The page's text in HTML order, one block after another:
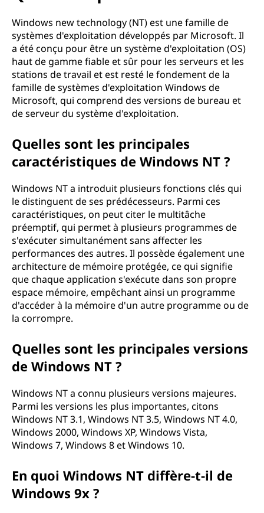
Windows new technology (NT) est une famille de
systèmes d'exploitation développés par Microsoft. Il
a été conçu pour être un système d'exploitation (OS)
haut de gamme fiable et sûr pour les serveurs et les
stations de travail et est resté le fondement de la
famille de systèmes d'exploitation Windows de
Microsoft, qui comprend des versions de bureau et
de serveur du système d'exploitation.
Quelles sont les principales
caractéristiques de Windows NT ?
Windows NT a introduit plusieurs fonctions clés qui
le distinguent de ses prédécesseurs. Parmi ces
caractéristiques, on peut citer le multitâche
préemptif, qui permet à plusieurs programmes de
s'exécuter simultanément sans affecter les
performances des autres. Il possède également une
architecture de mémoire protégée, ce qui signifie
que chaque application s'exécute dans son propre
espace mémoire, empêchant ainsi un programme
d'accéder à la mémoire d'un autre programme ou de
la corrompre.
Quelles sont les principales versions
de Windows NT ?
Windows NT a connu plusieurs versions majeures.
Parmi les versions les plus importantes, citons
Windows NT 3.1, Windows NT 3.5, Windows NT 4.0,
Windows 2000, Windows XP, Windows Vista,
Windows 7, Windows 8 et Windows 10.
En quoi Windows NT diffère-t-il de
Windows 9x ?